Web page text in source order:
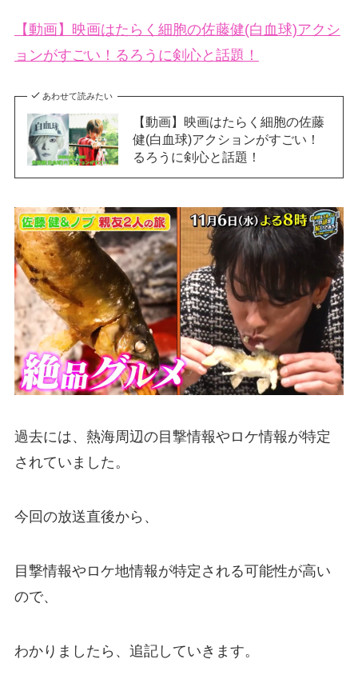
【動画】映画はたらく細胞の佐藤健(白血球)アクシ
ョンがすごい！るろうに剣心と話題！
あわせて読みたい
【動画】映画はたらく細胞の佐藤
健(白血球)アクションがすごい！
るろうに剣心と話題！
過去には、熱海周辺の目撃情報やロケ情報が特定
されていました。
今回の放送直後から、
目撃情報やロケ地情報が特定される可能性が高い
ので、
わかりましたら、追記していきます。